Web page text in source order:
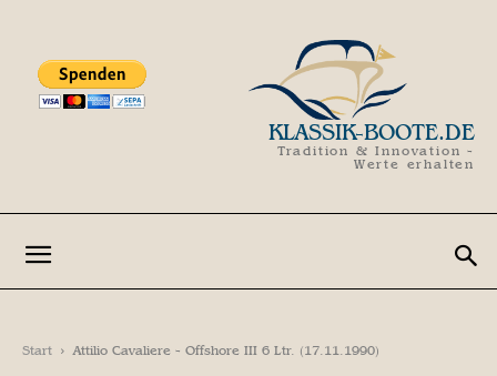
KLASSIK-BOOTE.DE
Tradition & Innovation -
Werte erhalten
Start Attilio Cavaliere - Offshore III 6 Ltr. (17.11.1990)